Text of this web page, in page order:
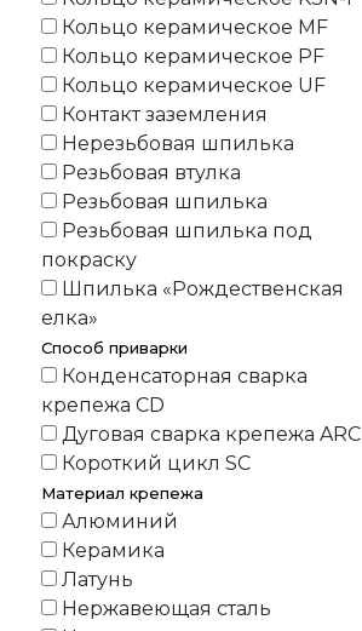
Кольцо керамическое MF
Кольцо керамическое PF
Кольцо керамическое UF
Контакт заземления
Нерезьбовая шпилька
Резьбовая втулка
Резьбовая шпилька
Резьбовая шпилька под
покраску
Шпилька «Рождественская
елка»
Способ приварки
Конденсаторная сварка
крепежа CD
Дуговая сварка крепежа ARC
Короткий цикл SC
Материал крепежа
Алюминий
Керамика
Латунь
Нержавеющая сталь